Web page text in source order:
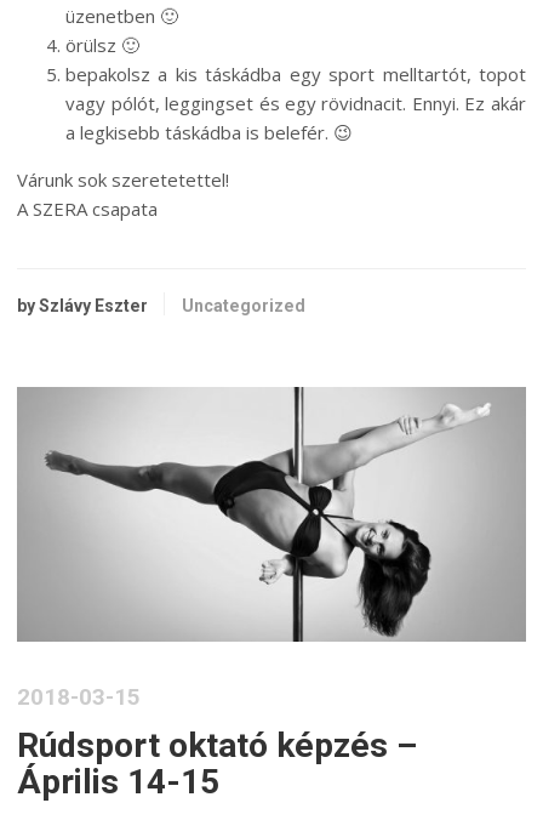
üzenetben 🙂
örülsz 🙂
bepakolsz a kis táskádba egy sport melltartót, topot
vagy pólót, leggingset és egy rövidnacit. Ennyi. Ez akár
a legkisebb táskádba is belefér. 😉
Várunk sok szeretetettel!
A SZERA csapata
by Szlávy Eszter Uncategorized
2018-03-15
Rúdsport oktató képzés –
Április 14-15